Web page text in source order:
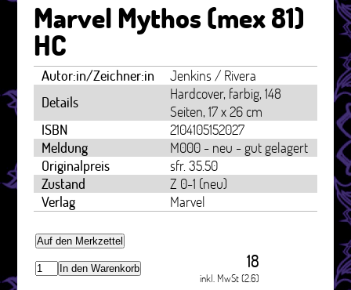
Marvel Mythos (mex 81)
HC
Autor:in/Zeichner:in
Jenkins / Rivera
Details
Hardcover, farbig, 148
Seiten, 17 x 26 cm
ISBN
2104105152027
Meldung
M000 - neu - gut gelagert
Originalpreis
sfr. 35.50
Zustand
Z 0-1 (neu)
Verlag
Marvel
Auf den Merkzettel
In den Warenkorb 18
inkl. MwSt (2.6)